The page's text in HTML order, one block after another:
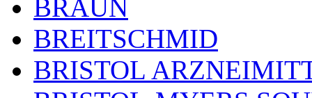
BRAUN
BREITSCHMID
BRISTOL